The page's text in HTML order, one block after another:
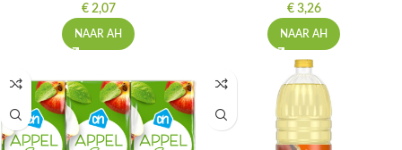
€2,07
NAAR AH
€3,26
NAAR AH